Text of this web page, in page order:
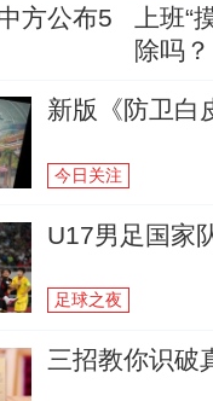
方公布5
上班“
除吗？
新版《防卫白
今日关注
U17男足国家
足球之夜
三招教你识破